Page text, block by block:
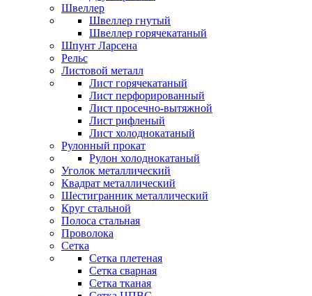
Швеллер
Швеллер гнутый
Швеллер горячекатаный
Шпунт Ларсена
Рельс
Листовой металл
Лист горячекатаный
Лист перфорированный
Лист просечно-вытяжной
Лист рифленый
Лист холоднокатаный
Рулонный прокат
Рулон холоднокатаный
Уголок металлический
Квадрат металлический
Шестигранник металлический
Круг стальной
Полоса стальная
Проволока
Сетка
Сетка плетеная
Сетка сварная
Сетка тканая